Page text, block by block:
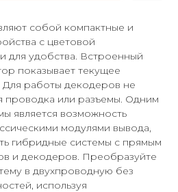
собой компактные и
с цветовой
для удобства. Встроенный
показывает текущее
Для работы декодеров не
проводка или разъемы. Одним
является возможность
модулями вывода,
гибридные системы с прямым
и декодеров. Преобразуйте
в двухпроводную без
используя